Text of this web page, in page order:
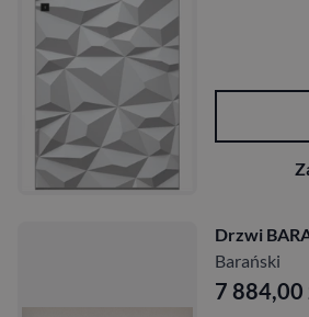
Drzwi
Barański
7 884,00